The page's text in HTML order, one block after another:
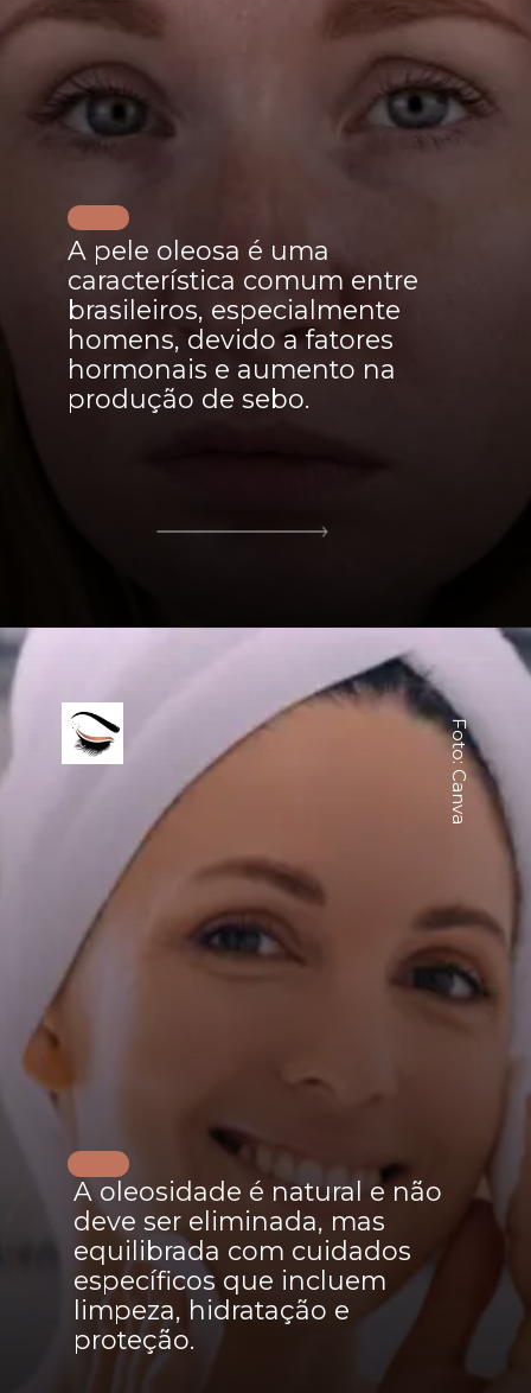
A pele oleosa é uma
característica comum entre
brasileiros, especialmente
homens, devido a fatores
hormonais e aumento na
produção de sebo.
A oleosidade é natural e não
deve ser eliminada, mas
equilibrada com cuidados
específicos que incluem
limpeza, hidratação e
proteção.
Foto: Canva